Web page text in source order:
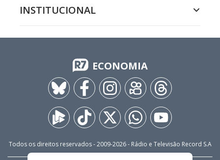
INSTITUCIONAL
ECONOMIA
Todos os direitos reservados - 2009-2026- Rádio e Televisão Record S.A